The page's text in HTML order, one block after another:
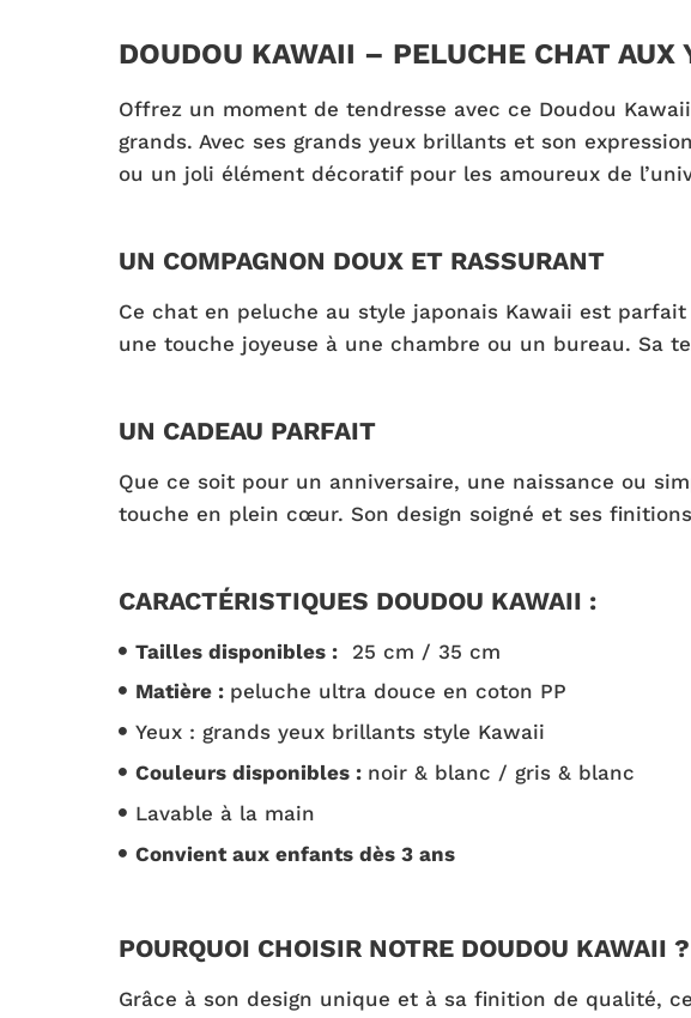
DOUDOU KAWAII – PELUCHE CHAT AUX
Offrez un moment de tendresse avec ce Doudou
grands. Avec ses grands yeux brillants et son
ou un joli élément décoratif pour les amoureux de
UN COMPAGNON DOUX ET RASSURANT
Ce chat en peluche au style japonais Kawaii est
une touche joyeuse à une chambre ou un bureau. Sa
UN CADEAU PARFAIT
Que ce soit pour un anniversaire, une naissance ou
touche en plein cœur. Son design soigné et ses
CARACTÉRISTIQUES DOUDOU KAWAII :
Tailles disponibles : 25 cm / 35 cm
Matière : peluche ultra douce en coton PP
Yeux : grands yeux brillants style Kawaii
Couleurs disponibles : noir & blanc / gris & blanc
Lavable à la main
Convient aux enfants dès 3 ans
POURQUOI CHOISIR NOTRE DOUDOU KAWAII ?
Grâce à son design unique et à sa finition de qualité,